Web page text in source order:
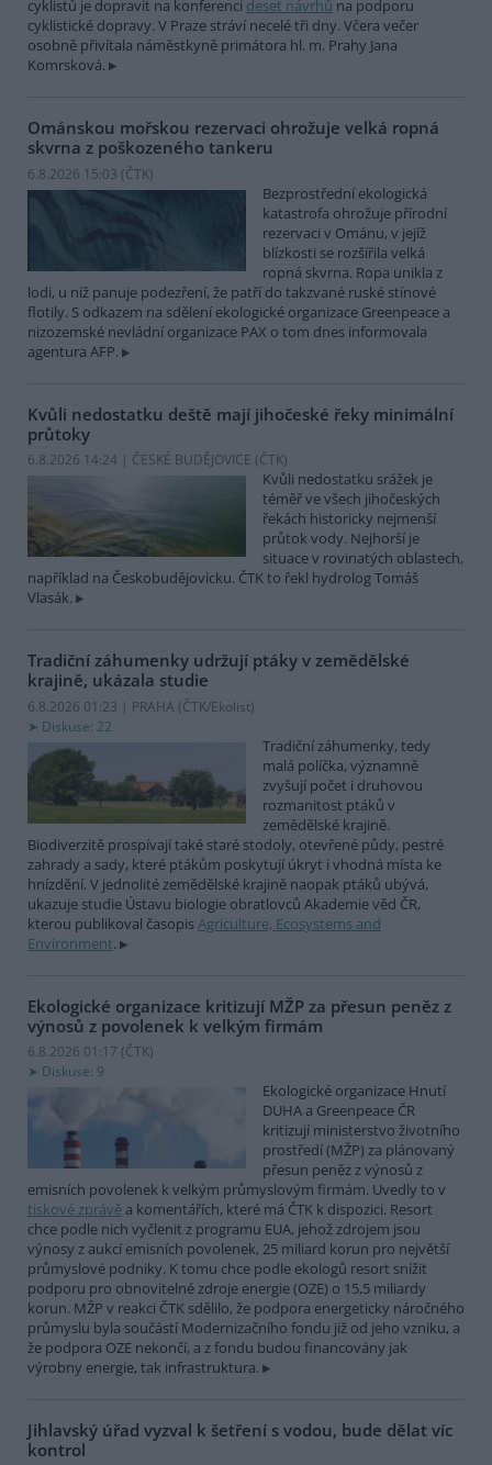
cyklistů je dopravit na konferenci deset návrhů na podporu
cyklistické dopravy. V Praze stráví necelé tři dny. Včera večer
osobně přivítala náměstkyně primátora hl. m. Prahy Jana
Komrsková.
Ománskou mořskou rezervaci ohrožuje velká ropná
skvrna z poškozeného tankeru
6.8.2026 15:03 (ČTK)
Bezprostřední ekologická
katastrofa ohrožuje přírodní
rezervaci v Ománu, v jejíž
blízkosti se rozšířila velká
ropná skvrna. Ropa unikla z
lodi, u níž panuje podezření, že patří do takzvané ruské stínové
flotily. S odkazem na sdělení ekologické organizace Greenpeace a
nizozemské nevládní organizace PAX o tom dnes informovala
agentura AFP.
Kvůli nedostatku deště mají jihočeské řeky minimální
průtoky
6.8.2026 14:24 | ČESKÉ BUDĚJOVICE (ČTK)
Kvůli nedostatku srážek je
téměř ve všech jihočeských
řekách historicky nejmenší
průtok vody. Nejhorší je
situace v rovinatých oblastech,
například na Českobudějovicku. ČTK to řekl hydrolog Tomáš
Vlasák.
Tradiční záhumenky udržují ptáky v zemědělské
krajině, ukázala studie
6.8.2026 01:23 | PRAHA (ČTK/Ekolist)
Diskuse: 22
Tradiční záhumenky, tedy
malá políčka, významně
zvyšují počet i druhovou
rozmanitost ptáků v
zemědělské krajině.
Biodiverzitě prospívají také staré stodoly, otevřené půdy, pestré
zahrady a sady, které ptákům poskytují úkryt i vhodná místa ke
hnízdění. V jednolité zemědělské krajině naopak ptáků ubývá,
ukazuje studie Ústavu biologie obratlovců Akademie věd ČR,
kterou publikoval časopisAgriculture, Ecosystems and
Environment.
Ekologické organizace kritizují MŽP za přesun peněz z
výnosů z povolenek k velkým firmám
6.8.2026 01:17 (ČTK)
Diskuse: 9
Ekologické organizace Hnutí
DUHA a Greenpeace ČR
kritizují ministerstvo životního
prostředí (MŽP) za plánovaný
přesun peněz z výnosů z
emisních povolenek k velkým průmyslovým firmám. Uvedly to v
tiskové zprávě a komentářích, které má ČTK k dispozici. Resort
chce podle nich vyčlenit z programu EUA, jehož zdrojem jsou
výnosy z aukcí emisních povolenek, 25 miliard korun pro největší
průmyslové podniky. K tomu chce podle ekologů resort snížit
podporu pro obnovitelné zdroje energie (OZE) o 15,5 miliardy
korun. MŽP v reakci ČTK sdělilo, že podpora energeticky náročného
průmyslu byla součástí Modernizačního fondu již od jeho vzniku, a
že podpora OZE nekončí, a z fondu budou financovány jak
výrobny energie, tak infrastruktura.
Jihlavský úřad vyzval k šetření s vodou, bude dělat víc
kontrol